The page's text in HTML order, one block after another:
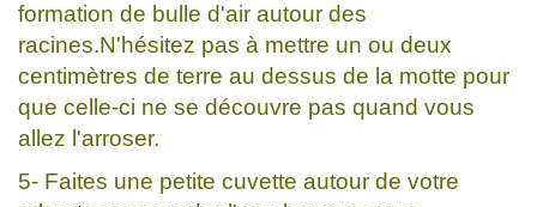
formation de bulle d'air autour des
racines.N'hésitez pas à mettre un ou deux
centimètres de terre au dessus de la motte pour
que celle-ci ne se découvre pas quand vous
allez l'arroser.
5- Faites une petite cuvette autour de votre